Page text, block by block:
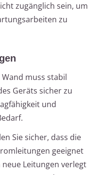
zugänglich sein, um
zu
Wand muss stabil
Geräts sicher zu
und
Sie sicher, dass die
geeignet
Leitungen verlegt